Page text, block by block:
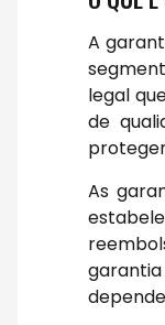
A
legal
de
As